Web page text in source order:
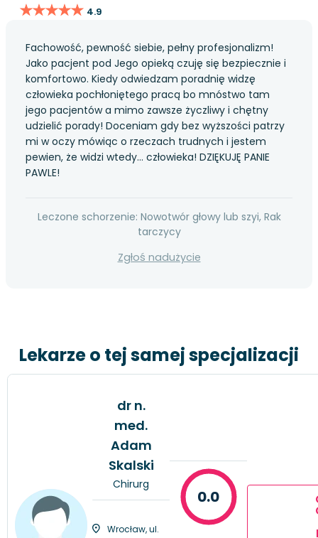
★★★★★
★★★★★ 4.9
Fachowość, pewność siebie, pełny profesjonalizm!
Jako pacjent pod Jego opieką czuję się bezpiecznie i
komfortowo. Kiedy odwiedzam poradnię widzę
człowieka pochłoniętego pracą bo mnóstwo tam
jego pacjentów a mimo zawsze życzliwy i chętny
udzielić porady! Doceniam gdy bez wyższości patrzy
mi w oczy mówiąc o rzeczach trudnych i jestem
pewien, że widzi wtedy... człowieka! DZIĘKUJĘ PANIE
PAWLE!
Leczone schorzenie: Nowotwór głowy lub szyi, Rak
tarczycy
Zgłoś nadużycie
Lekarze o tej samej specjalizacji
dr n.
med.
Adam
Skalski
Chirurg
Wrocław, ul.
0.0